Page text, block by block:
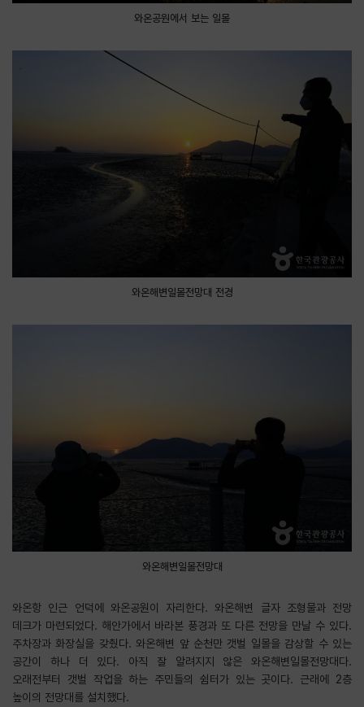
와온공원에서 보는 일몰
와온해변일몰전망대 전경
와온해변일몰전망대
와온항 인근 언덕에 와온공원이 자리한다. 와온해변 글자 조형물과 전망
데크가 마련되었다. 해안가에서 바라본 풍경과 또 다른 전망을 만날 수 있다.
주차장과 화장실을 갖췄다. 와온해변 앞 순천만 갯벌 일몰을 감상할 수 있는
공간이 하나 더 있다. 아직 잘 알려지지 않은 와온해변일몰전망대다.
오래전부터 갯벌 작업을 하는 주민들의 쉼터가 있는 곳이다. 근래에 2층
높이의 전망대를 설치했다.